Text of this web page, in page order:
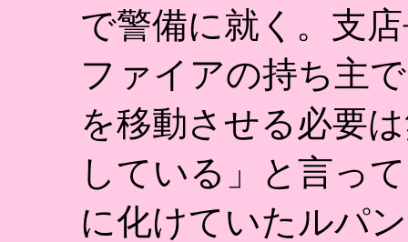
で警備に就く。支
ファイアの持ち主
を移動させる必要
している」と言っ
に化けていたルパ